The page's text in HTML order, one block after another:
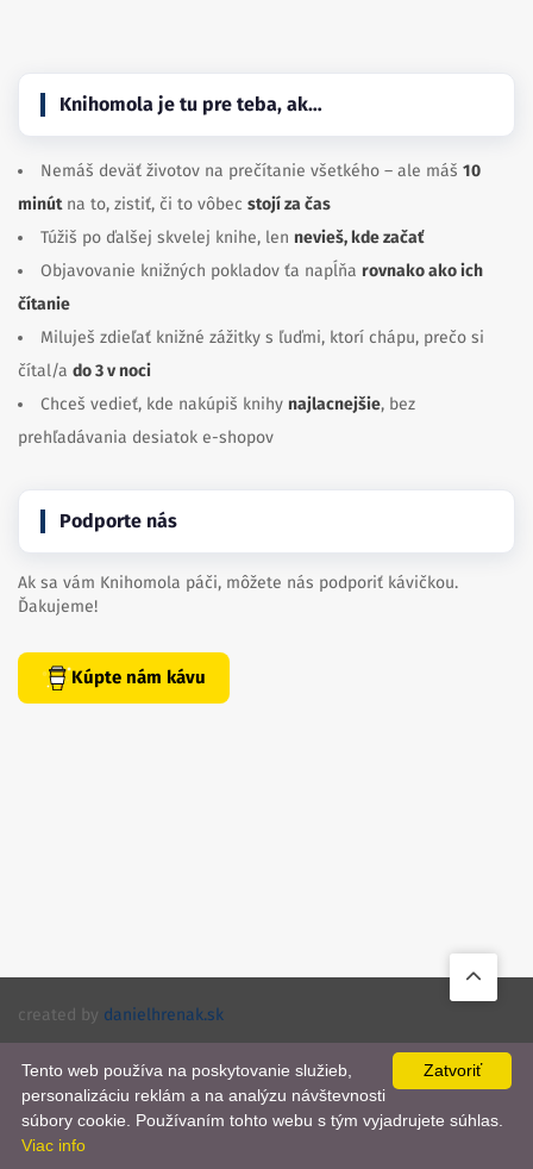
Knihomola je tu pre teba, ak…
Nemáš deväť životov na prečítanie všetkého – ale máš 10
minútna to, zistiť, či to vôbec stojí za čas
Túžiš po ďalšej skvelej knihe, len nevieš, kde začať
Objavovanie knižných pokladov ťa napĺňa rovnako ako ich
čítanie
Miluješ zdieľať knižné zážitky s ľuďmi, ktorí chápu, prečo si
čítal/a do 3 v noci
Chceš vedieť, kde nakúpiš knihy najlacnejšie, bez
prehľadávania desiatok e-shopov
Podporte nás
Ak sa vám Knihomola páči, môžete nás podporiť kávičkou.
Ďakujeme!
Kúpte nám kávu
na
created by danielhrenak.sk
📨
Zatvoriť
Tento web používa na poskytovanie služieb,
personalizáciu reklám a na analýzu návštevnosti
súbory cookie. Používaním tohto webu s tým vyjadrujete súhlas.
Viac info